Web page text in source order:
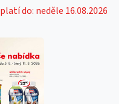
platí do: neděle 16.08.2026